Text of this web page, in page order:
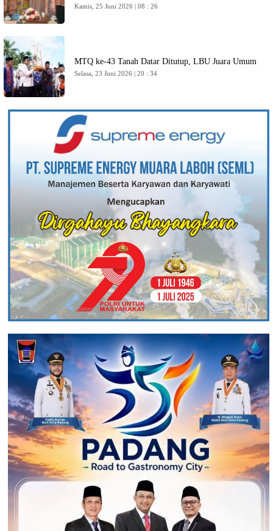
Kamis, 25 Juni 2026 | 08 : 26
MTQ ke-43 Tanah Datar Ditutup, LBU Juara Umum
Selasa, 23 Juni 2026 | 20 : 34